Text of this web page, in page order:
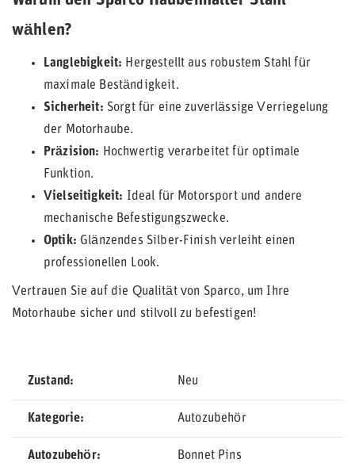
wählen?
Langlebigkeit: Hergestellt aus robustem Stahl für
maximale Beständigkeit.
Sicherheit: Sorgt für eine zuverlässige Verriegelung
der Motorhaube.
Präzision: Hochwertig verarbeitet für optimale
Funktion.
Vielseitigkeit: Ideal für Motorsport und andere
mechanische Befestigungszwecke.
Optik: Glänzendes Silber-Finish verleiht einen
professionellen Look.
Vertrauen Sie auf die Qualität von Sparco, um Ihre
Motorhaube sicher und stilvoll zu befestigen!
Zustand Neu
Kategorie Autozubehör
Autozubehör Bonnet Pins